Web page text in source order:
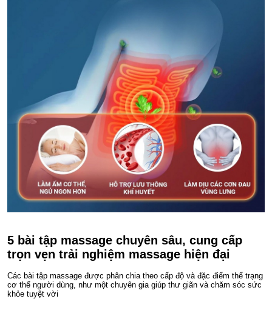
5 bài tập massage chuyên sâu, cung cấp
trọn vẹn trải nghiệm massage hiện đại
Các bài tập massage được phân chia theo cấp độ và đặc điểm thể trạng
cơ thể người dùng, như một chuyên gia giúp thư giãn và chăm sóc sức
khỏe tuyệt vời